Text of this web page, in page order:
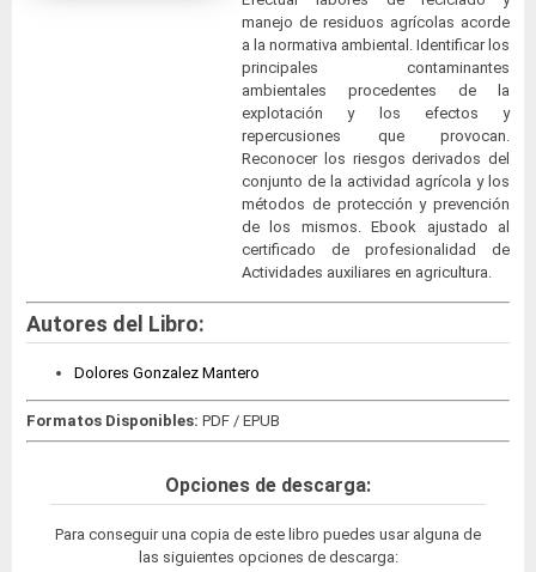
manejo de residuos agrícolas acorde
a la normativa ambiental. Identificar los
principales contaminantes
ambientales procedentes de la
explotación y los efectos y
repercusiones que provocan.
Reconocer los riesgos derivados del
conjunto de la actividad agrícola y los
métodos de protección y prevención
de los mismos. Ebook ajustado al
certificado de profesionalidad de
Actividades auxiliares en agricultura.
Autores del Libro:
Dolores Gonzalez Mantero
Formatos Disponibles: PDF / EPUB
Opciones de descarga:
Para conseguir una copia de este libro puedes usar alguna de
las siguientes opciones de descarga: